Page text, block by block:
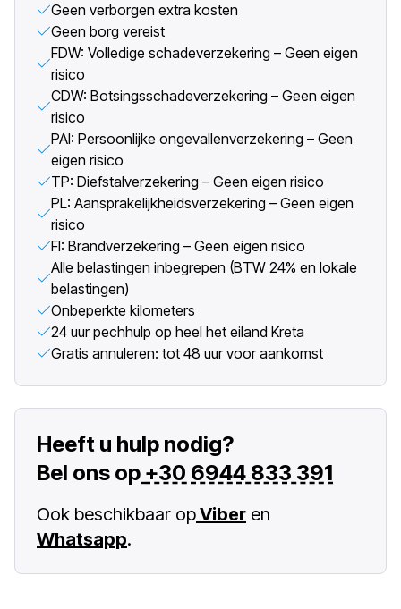
Geen verborgen extra kosten
Geen borg vereist
FDW: Volledige schadeverzekering – Geen eigen
risico
CDW: Botsingsschadeverzekering – Geen eigen
risico
PAI: Persoonlijke ongevallenverzekering – Geen
eigen risico
TP: Diefstalverzekering – Geen eigen risico
PL: Aansprakelijkheidsverzekering – Geen eigen
risico
FI: Brandverzekering – Geen eigen risico
Alle belastingen inbegrepen (BTW 24% en lokale
belastingen)
Onbeperkte kilometers
24 uur pechhulp op heel het eiland Kreta
Gratis annuleren: tot 48 uur voor aankomst
Heeft u hulp nodig?
Bel ons op +30 6944 833 391
Ook beschikbaar opViber en
Whatsapp.